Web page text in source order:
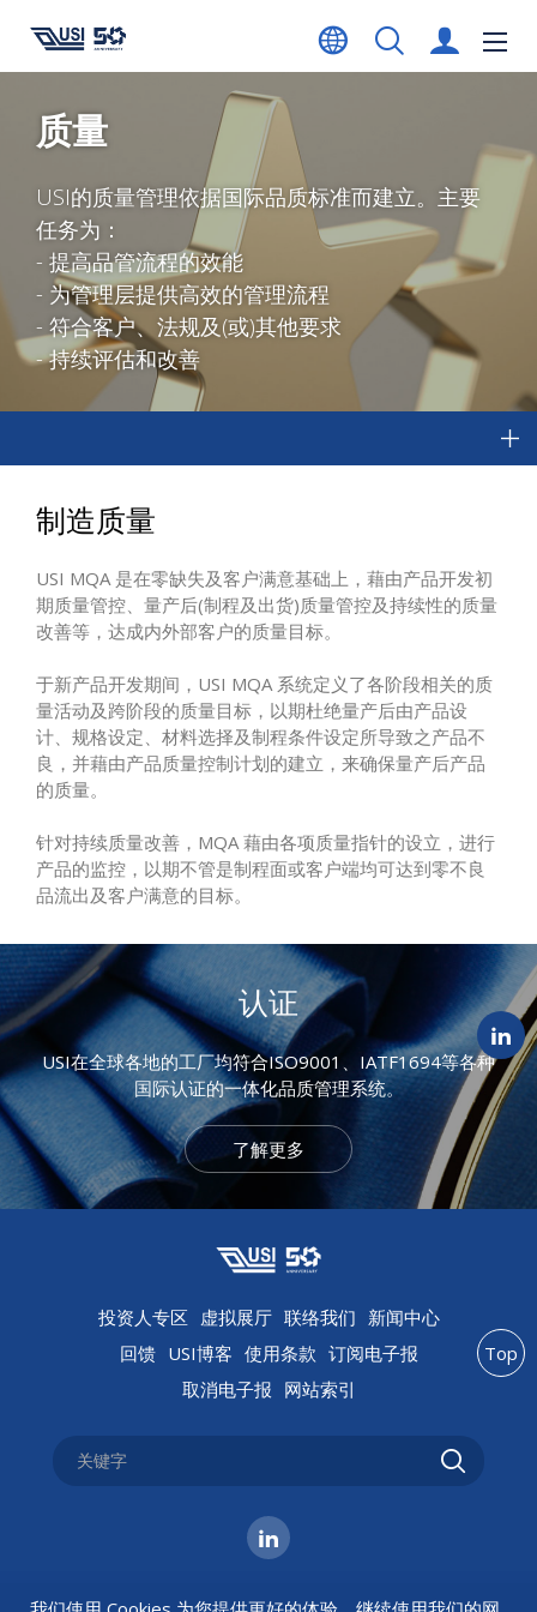
质量
USI的质量管理依据国际品质标准而建立。主要
任务为：
- 提高品管流程的效能
- 为管理层提供高效的管理流程
- 符合客户、法规及(或)其他要求
- 持续评估和改善
制造质量
USI MQA 是在零缺失及客户满意基础上，藉由产品开发初
期质量管控、量产后(制程及出货)质量管控及持续性的质量
改善等，达成内外部客户的质量目标。
于新产品开发期间，USI MQA 系统定义了各阶段相关的质
量活动及跨阶段的质量目标，以期杜绝量产后由产品设
计、规格设定、材料选择及制程条件设定所导致之产品不
良，并藉由产品质量控制计划的建立，来确保量产后产品
的质量。
针对持续质量改善，MQA 藉由各项质量指针的设立，进行
产品的监控，以期不管是制程面或客户端均可达到零不良
品流出及客户满意的目标。
认证
USI在全球各地的工厂均符合ISO9001、IATF1694等各种
国际认证的一体化品质管理系统。
了解更多
投资人专区 虚拟展厅 联络我们 新闻中心
回馈 USI博客 使用条款 订阅电子报
取消电子报 网站索引
Top